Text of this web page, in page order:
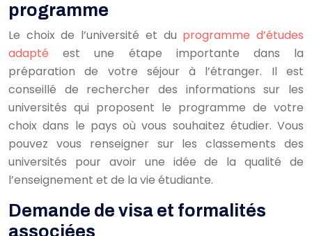
programme
Le choix de l’université et du programme d’études
adapté est une étape importante dans la
préparation de votre séjour à l’étranger. Il est
conseillé de rechercher des informations sur les
universités qui proposent le programme de votre
choix dans le pays où vous souhaitez étudier. Vous
pouvez vous renseigner sur les classements des
universités pour avoir une idée de la qualité de
l’enseignement et de la vie étudiante.
Demande de visa et formalités
associées